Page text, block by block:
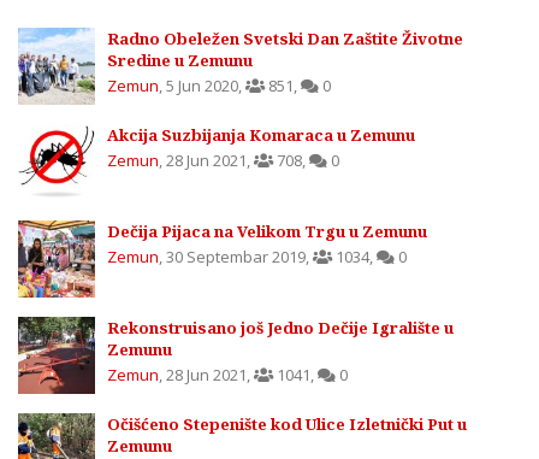
Radno Obeležen Svetski Dan Zaštite Životne
Sredine u Zemunu
Zemun,5 Jun 2020, 851, 0
Akcija Suzbijanja Komaraca u Zemunu
Zemun,28 Jun 2021, 708, 0
Dečija Pijaca na Velikom Trgu u Zemunu
Zemun,30 Septembar 2019, 1034, 0
Rekonstruisano još Jedno Dečije Igralište u
Zemunu
Zemun,28 Jun 2021, 1041, 0
Očišćeno Stepenište kod Ulice Izletnički Put u
Zemunu